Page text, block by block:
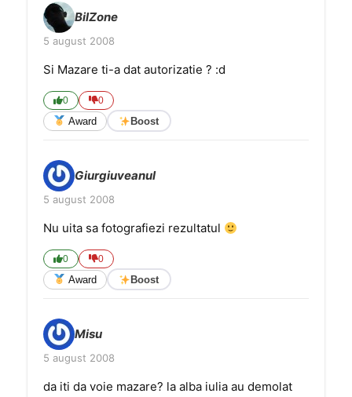
BilZone
5 august 2008
Si Mazare ti-a dat autorizatie ? :d
0 0
Award Boost
Giurgiuveanul
5 august 2008
Nu uita sa fotografiezi rezultatul
0 0
Award Boost
Misu
5 august 2008
da iti da voie mazare? la alba iulia au demolat